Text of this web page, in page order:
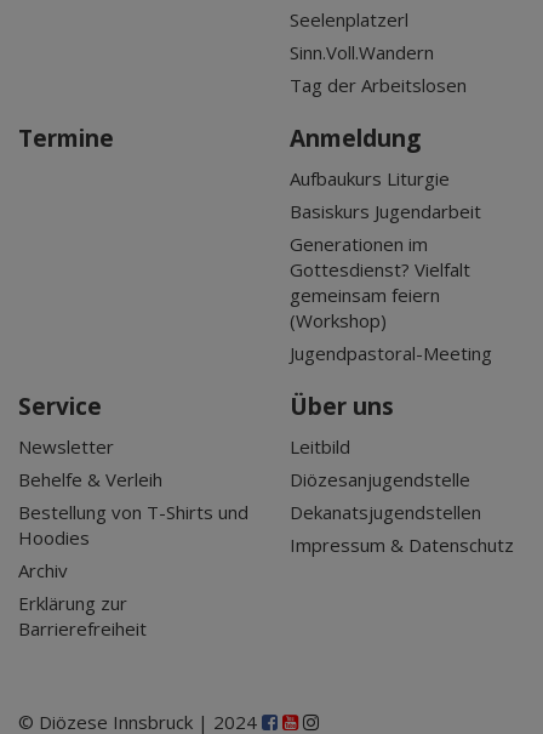
Seelenplatzerl
Sinn.Voll.Wandern
Tag der Arbeitslosen
Termine Anmeldung
Aufbaukurs Liturgie
Basiskurs Jugendarbeit
Generationen im
Gottesdienst? Vielfalt
gemeinsam feiern
(Workshop)
Jugendpastoral-Meeting
Service
Newsletter
Behelfe & Verleih
Bestellung von T-Shirts und
Hoodies
Archiv
Erklärung zur
Barrierefreiheit
Über uns
Leitbild
Diözesanjugendstelle
Dekanatsjugendstellen
Impressum & Datenschutz
© Diözese Innsbruck | 2024